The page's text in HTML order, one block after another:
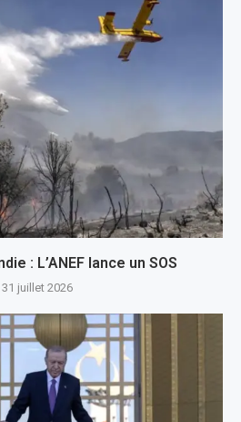
: L’ANEF lance un SOS
31 juillet 2026